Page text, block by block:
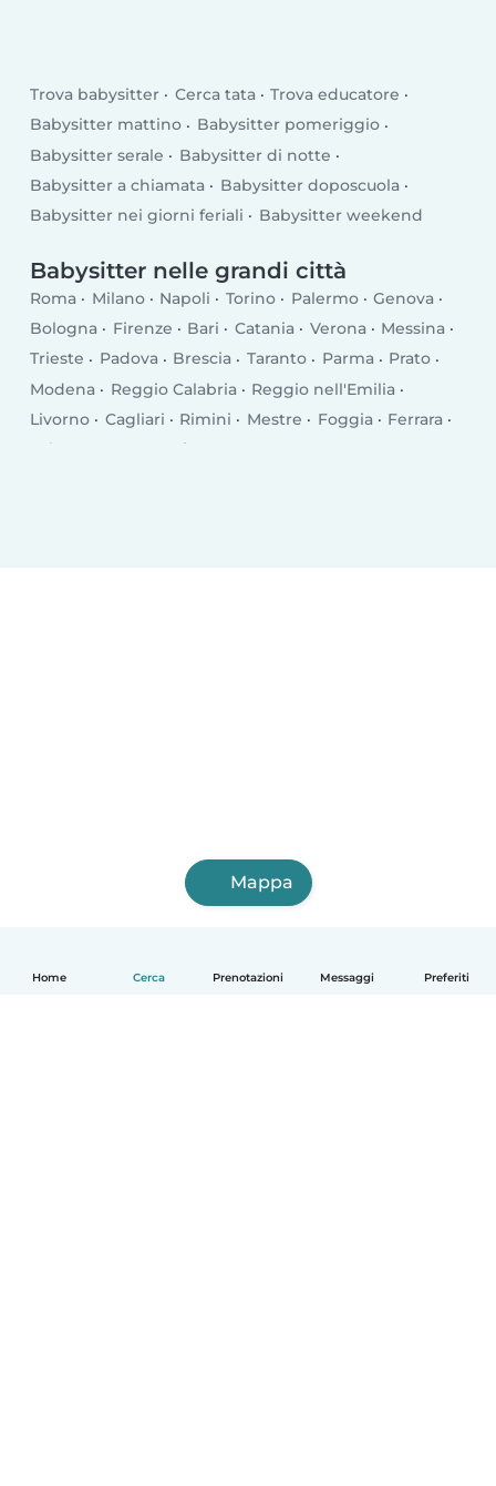
Home Cerca Prenotazioni Messaggi Preferiti
Trova babysitter Cerca tata
Trova educatore
Babysitter mattino
Babysitter pomeriggio
Babysitter serale
Babysitter di notte
Babysitter a chiamata
Babysitter doposcuola
Babysitter nei giorni feriali
Babysitter weekend
Babysitter nelle grandi città
Roma Milano Napoli Torino Palermo
Genova
Bologna
Firenze Bari Catania Verona
Messina
Trieste
Padova Brescia Taranto Parma
Prato
Modena
Reggio Calabria
Reggio nell'Emilia
Livorno
Cagliari Rimini Mestre Foggia
Ferrara
Salerno
Siracusa
Mappa